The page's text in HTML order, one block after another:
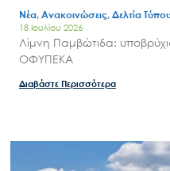
Νέα, Ανακοινώσεις, Δελτία
18 Ιουλίου 2026
Λίμνη Παμβώτιδα:
ΟΦΥΠΕΚΑ
Διαβάστε Περισσότερα